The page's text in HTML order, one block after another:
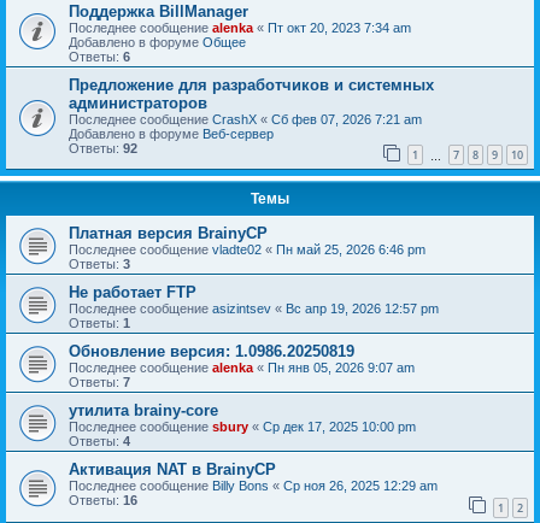
Поддержка BillManager
Последнее сообщение alenka « Пт окт 20, 2023 7:34 am
Добавлено в форуме Общее
Ответы: 6
Предложение для разработчиков и системных
администраторов
Последнее сообщение CrashX « Сб фев 07, 2026 7:21 am
Добавлено в форуме Веб-сервер
Ответы: 92 1 7 8 9 10
Темы
Платная версия BrainyCP
Последнее сообщение vladte02 « Пн май 25, 2026 6:46 pm
Ответы: 3
Не работает FTP
Последнее сообщение asizintsev « Вс апр 19, 2026 12:57 pm
Ответы: 1
Обновление версия: 1.0986.20250819
Последнее сообщение alenka « Пн янв 05, 2026 9:07 am
Ответы: 7
утилита brainy-core
Последнее сообщение sbury « Ср дек 17, 2025 10:00 pm
Ответы: 4
Активация NAT в BrainyCP
Последнее сообщение Billy Bons « Ср ноя 26, 2025 12:29 am
Ответы: 16 1 2